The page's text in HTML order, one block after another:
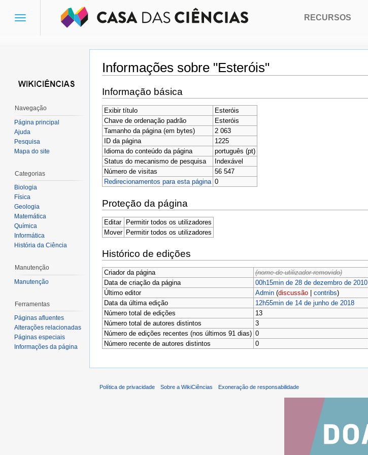
Informações sobre "Esteróis"
Ir para:navegação,pesquisa
Informação básica
Exibir título
Esteróis
Chave de ordenação padrão
Esteróis
Tamanho da página (em bytes)
2 063
ID da página
1225
Idioma do conteúdo da página
português (pt)
Status do mecanismo de pesquisa
Indexável
Número de visitas
56 547
Redirecionamentos para esta página 0
Proteção da página
Editar
Permitir todos os utilizadores
Mover Permitir todos os utilizadores
Histórico de edições
Criador da página
(nome de utilizador removido)
Data de criação da página
00h15min de 28 de dezembro de 2010
Último editor
Admin (discussão| contribs)
Data da última edição
12h55min de 14 de junho de 2018
Número total de edições
13
Número total de autores distintos
3
Número de edições recentes (nos últimos 91 dias) 0
Número recente de autores distintos
0
Toggle
RECURSOS
Navegação
Página principal
Ajuda
Pesquisa
Mapa do site
Categorias
Biologia
Física
Geologia
Matemática
Química
Informática
História da Ciência
Manutenção
Manutenção
Ferramentas
Páginas afluentes
Alterações relacionadas
Páginas especiais
Informações da página
Política de privacidade Sobre a WikiCiências Exoneração de responsabilidade